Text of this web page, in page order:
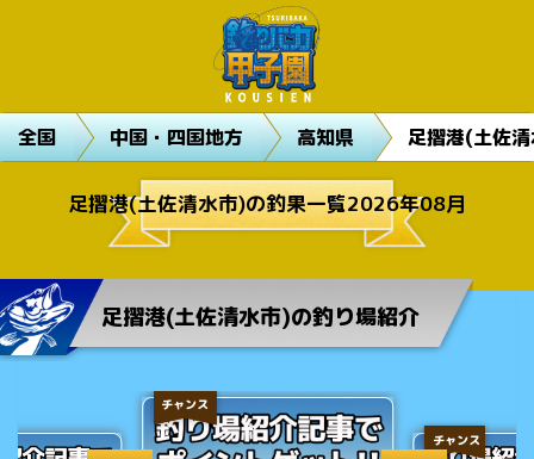
全国 中国・四国地方 高知県 足摺港(土佐
足摺港(土佐清水市)の釣果一覧2026年08月
足摺港(土佐清水市)の釣り場紹介
チャンス
チャンス